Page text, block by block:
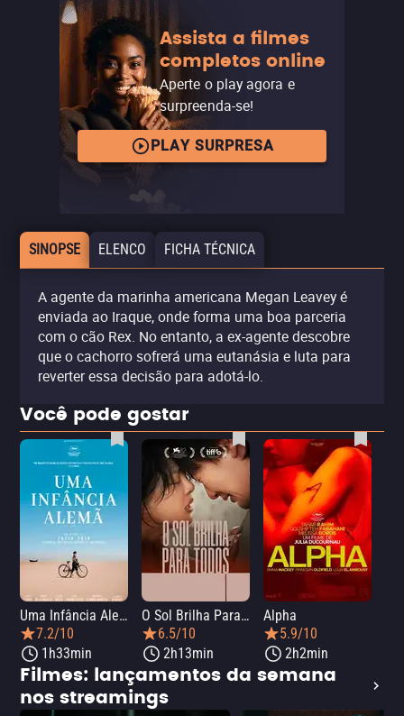
Assista a filmes
completos online
Aperte o play agora e
surpreenda-se!
PLAY SURPRESA
SINOPSE ELENCO FICHA TÉCNICA
A agente da marinha americana Megan Leavey é
enviada ao Iraque, onde forma uma boa parceria
com o cão Rex. No entanto, a ex-agente descobre
que o cachorro sofrerá uma eutanásia e luta para
reverter essa decisão para adotá-lo.
Você pode gostar
Uma Infância Alemã
7.2/10
1h33min
O Sol Brilha Para Todos
6.5/10
2h13min
Alpha
5.9/10
2h2min
Filmes: lançamentos da semana
nos streamings